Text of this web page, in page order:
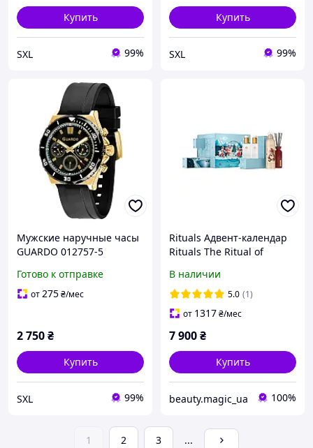
Купить
SXL 99%
Купить
SXL 99%
Мужские наручные часы
GUARDO 012757-5
кварцевые с
минеральным стеклом и
Готово к отправке
от275₴/мес
2 750₴
Купить
SXL 99%
Rituals Адвент-календар
Rituals The Ritual of
Calendar 2025-2026
В наличии
5.0 (1)
от 1317₴/мес
7 900₴
Купить
beauty.magic_ua 100%
1 2 3 ...